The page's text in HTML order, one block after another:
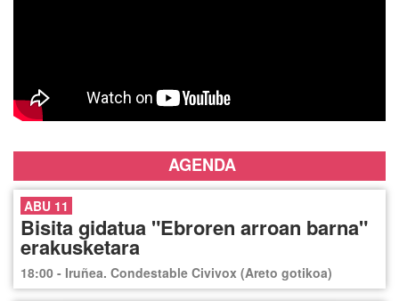
AGENDA
ABU 11
Bisita gidatua "Ebroren arroan barna"
erakusketara
18:00 - Iruñea. Condestable Civivox (Areto gotikoa)